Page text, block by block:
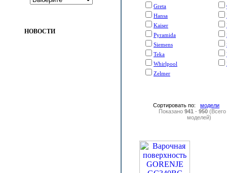
НОВОСТИ
Greta
Hansa
Kaiser
Pyramida
Siemens
Teka
Whirlpool
Zelmer
Сортировать по: модели
Показано 941 - 950 (Всего
моделей)